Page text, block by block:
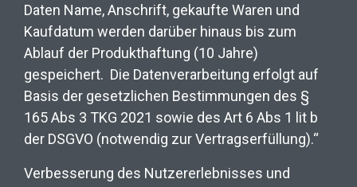
Daten Name, Anschrift, gekaufte Waren und
Kaufdatum werden darüber hinaus bis zum
Ablauf der Produkthaftung (10 Jahre)
gespeichert. Die Datenverarbeitung erfolgt auf
Basis der gesetzlichen Bestimmungen des §
165 Abs 3 TKG 2021 sowie des Art 6 Abs 1 lit b
der DSGVO (notwendig zur Vertragserfüllung).“
Verbesserung des Nutzererlebnisses und